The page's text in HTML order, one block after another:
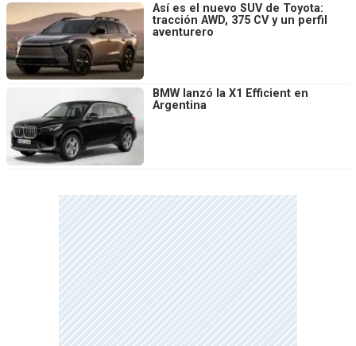
Así es el nuevo SUV de Toyota:
tracción AWD, 375 CV y un perfil
aventurero
BMW lanzó la X1 Efficient en
Argentina